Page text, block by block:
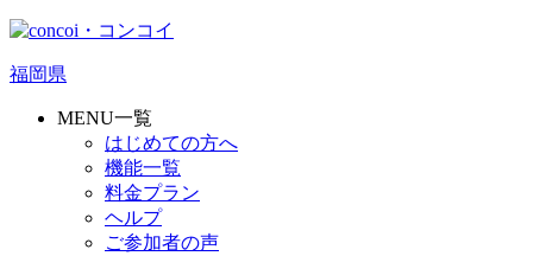
福岡県
MENU一覧
はじめての方へ
機能一覧
料金プラン
ヘルプ
ご参加者の声